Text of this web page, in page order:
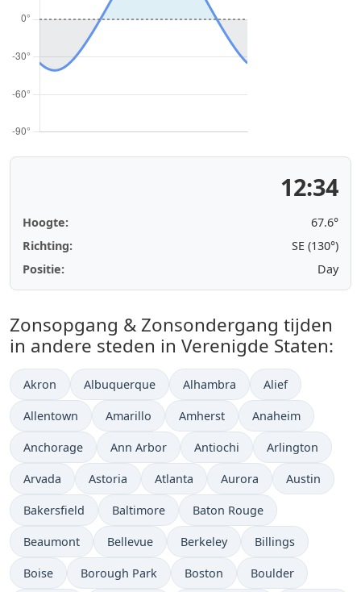
12:34
Hoogte:
67.6°
Richting:
SE (130°)
Positie:
Day
Zonsopgang & Zonsondergang tijden
in andere steden in Verenigde Staten:
Akron Albuquerque Alhambra Alief
Allentown Amarillo Amherst Anaheim
Anchorage Ann Arbor Antiochi Arlington
Arvada Astoria Atlanta Aurora Austin
Bakersfield Baltimore Baton Rouge
Beaumont Bellevue Berkeley Billings
Boise Borough Park Boston Boulder